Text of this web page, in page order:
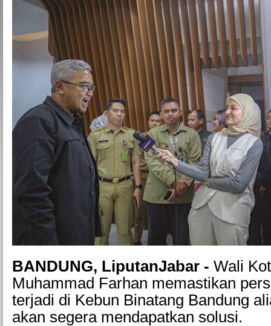
BANDUNG, LiputanJabar - Wali
Muhammad Farhan memastikan
terjadi di Kebun Binatang Bandung
akan segera mendapatkan solusi.